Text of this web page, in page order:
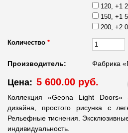
120, +1
150, +1
200, +2
Количество *
Производитель: Фабрика
Цена: 5 600.00 руб.
Коллекция «Geona Light Doors»
дизайна, простого рисунка с
Рельефные тиснения.
индивидуальность.